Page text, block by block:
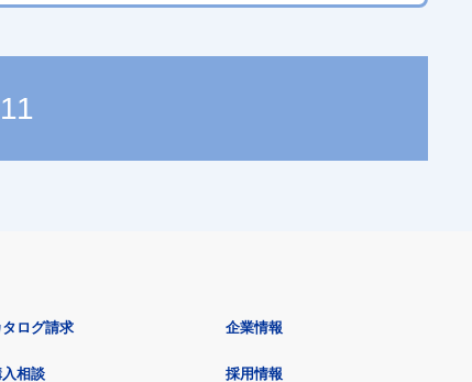
タログ請求
相談
企業情報
採用情報